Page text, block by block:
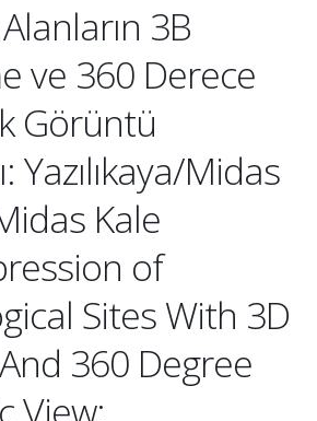
3B
ve 360 Derece
Görüntü
Yazılıkaya/Midas
Kale
of
Sites With 3D
360 Degree